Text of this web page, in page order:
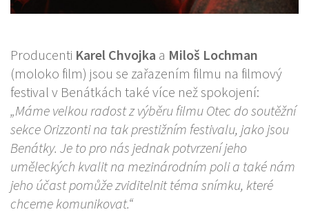
Producenti Karel Chvojka a Miloš Lochman
(moloko film) jsou se zařazením filmu na filmový
festival v Benátkách také více než spokojení:
„Máme velkou radost z výběru filmu Otec do soutěžní
sekce Orizzonti na tak prestižním festivalu, jako jsou
Benátky. Je to pro nás jednak potvrzení jeho
uměleckých kvalit na mezinárodním poli a také nám
jeho účast pomůže zviditelnit téma snímku, které
chceme komunikovat.“